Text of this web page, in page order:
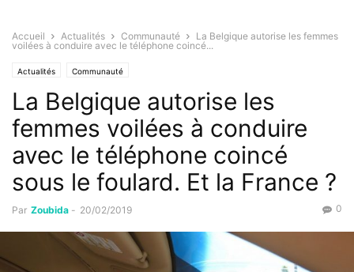
Accueil Actualités Communauté
La Belgique autorise les femmes
voilées à conduire avec le téléphone coincé...
Actualités Communauté
La Belgique autorise les
femmes voilées à conduire
avec le téléphone coincé
sous le foulard. Et la France ?
Par Zoubida - 20/02/2019 0